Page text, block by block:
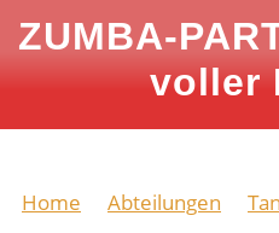
ZUMBA-
voller
Home Abteilungen